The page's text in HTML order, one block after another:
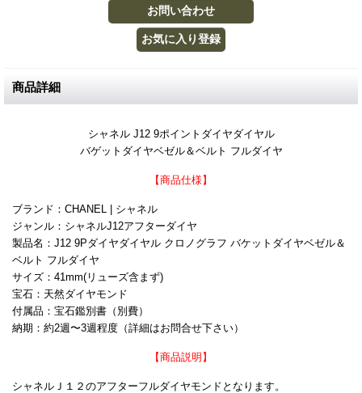
商品詳細
シャネル J12 9ポイントダイヤダイヤル
バゲットダイヤベゼル＆ベルト フルダイヤ
【商品仕様】
ブランド：CHANEL | シャネル
ジャンル：シャネルJ12アフターダイヤ
製品名：J12 9Pダイヤダイヤル クロノグラフ バケットダイヤベゼル＆
ベルト フルダイヤ
サイズ：41mm(リューズ含まず)
宝石：天然ダイヤモンド
付属品：宝石鑑別書（別費）
納期：約2週〜3週程度（詳細はお問合せ下さい）
【商品説明】
シャネルＪ１２のアフターフルダイヤモンドとなります。